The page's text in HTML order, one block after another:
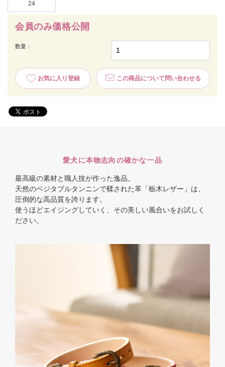
会員のみ価格公開
数量：
お気に入り登録 この商品について問い合わせる
24
愛犬に本物志向の確かな一品
最高級の素材と職人技が作った逸品。
天然のベジタブルタンニンで鞣された革「栃木レザー」は、
圧倒的な高品質を誇ります。
使うほどエイジングしていく、その美しい風合いをお試しく
ださい。